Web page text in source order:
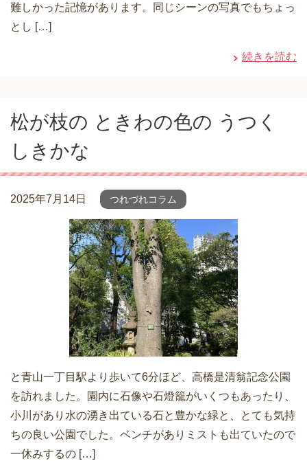
難しかった記憶があります。同じシーンの写真でもちょっ
とし […]
続きを読む
松が枝の ときわの色の うつく
しきかな
2025年7月14日 つれづれコラム
と青山一丁目駅より歩いて6分ほど、高橋是清翁記念公園
を訪れました。園内に石像や石燈籠がいくつもあったり、
小川があり水の湧き出ている石と豊かな緑と、とても気持
ちの良い公園でした。ベンチがありミストも出ていたので
一休みするの […]